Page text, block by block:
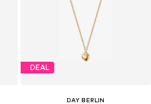
DEAL
DAY BERLIN